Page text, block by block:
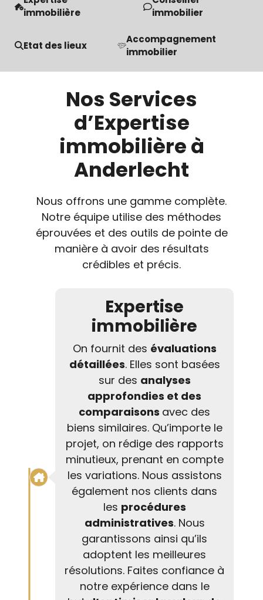
immobilière
immobilier
Etat des lieux
Accompagnement
immobilier
Nos Services
d’Expertise
immobilière à
Anderlecht
Nous offrons une gamme complète.
Notre équipe utilise des méthodes
éprouvées et des outils de pointe de
manière à avoir des résultats
crédibles et précis.
Expertise
immobilière
On fournit des évaluations
détaillées. Elles sont basées
sur des analyses
approfondies et des
comparaisons avec des
biens similaires. Qu’importe le
projet, on rédige des rapports
minutieux, prenant en compte
les variations. Nous assistons
également nos clients dans
les procédures
administratives. Nous
garantissons ainsi qu’ils
adoptent les meilleures
résolutions. Faites confiance à
notre expérience dans le